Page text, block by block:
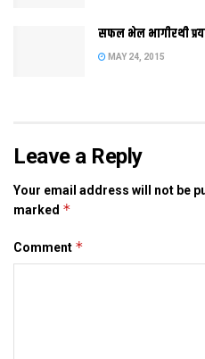
gurgaon
सफल भेल भागीरथी
MAY 24, 2015
Leave a Reply
Your email address will not be
marked *
Comment *